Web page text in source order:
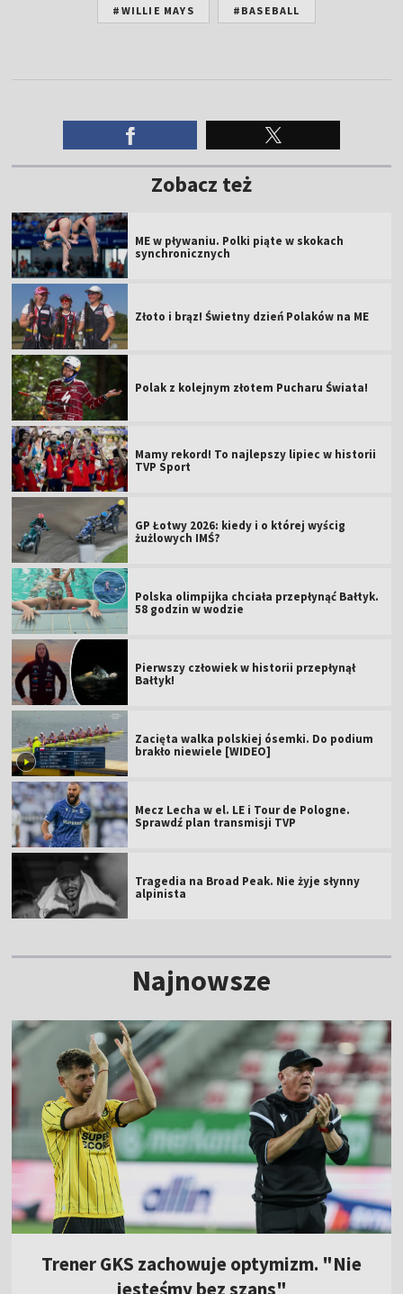
#WILLIE MAYS #BASEBALL
Zobacz też
ME w pływaniu. Polki piąte w skokach
synchronicznych
Złoto i brąz! Świetny dzień Polaków na ME
Polak z kolejnym złotem Pucharu Świata!
Mamy rekord! To najlepszy lipiec w historii
TVP Sport
GP Łotwy 2026: kiedy i o której wyścig
żużlowych IMŚ?
Polska olimpijka chciała przepłynąć Bałtyk.
58 godzin w wodzie
Pierwszy człowiek w historii przepłynął
Bałtyk!
Zacięta walka polskiej ósemki. Do podium
brakło niewiele [WIDEO]
Mecz Lecha w el. LE i Tour de Pologne.
Sprawdź plan transmisji TVP
Tragedia na Broad Peak. Nie żyje słynny
alpinista
Najnowsze
Trener GKS zachowuje optymizm. "Nie